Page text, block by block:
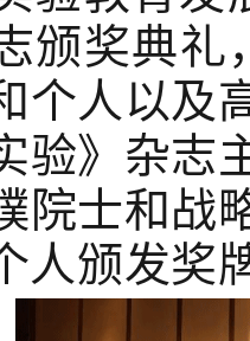
颁奖典礼
个人以及
验》杂志
院士和战
人颁发奖